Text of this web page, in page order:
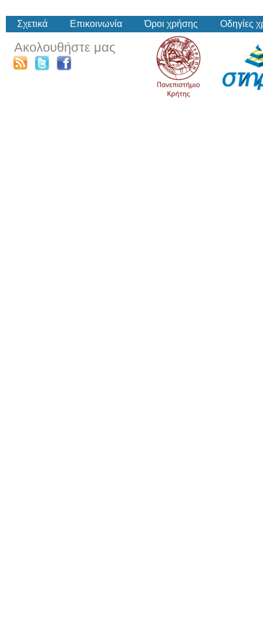
Σχετικά Επικοινωνία Όροι χρήσης Οδηγίες
Ακολουθήστε μας